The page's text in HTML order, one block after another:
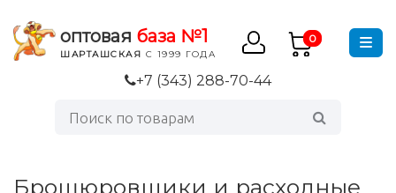
оптовая база №1
ШАРТАШСКАЯ С 1999 ГОДА
0
+7 (343) 288-70-44
Брошюровщики и расходные